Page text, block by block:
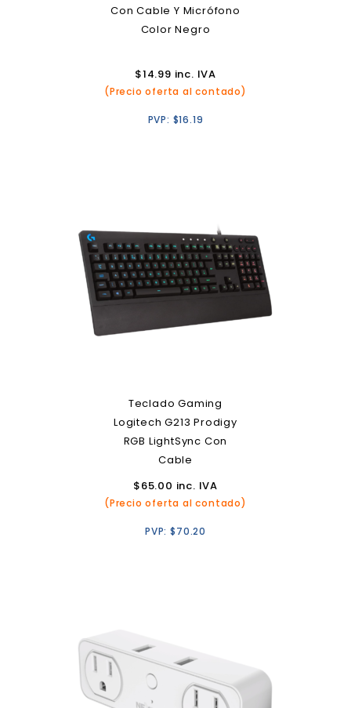
Con Cable Y Micrófono
Color Negro
$14.99 inc. IVA
(Precio oferta al contado)
PVP: $16.19
Teclado Gaming
Logitech G213 Prodigy
RGB LightSync Con
Cable
$65.00 inc. IVA
(Precio oferta al contado)
PVP:$70.20